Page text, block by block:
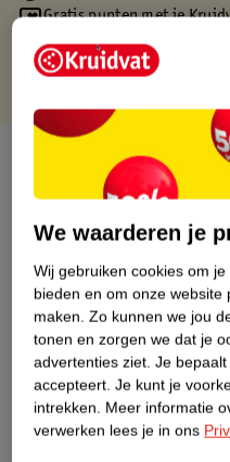
Gratis punten met je
Over dit product
Etiketinformatie
Nature Impact Score
Dit
Impact
Meer
We waarderen je
Wij gebruiken cookies om
bieden en om onze website
maken. Zo kunnen we jou
tonen en zorgen we dat je
advertenties ziet. Je
accepteert. Je kunt je
intrekken. Meer informatie
verwerken lees je in ons